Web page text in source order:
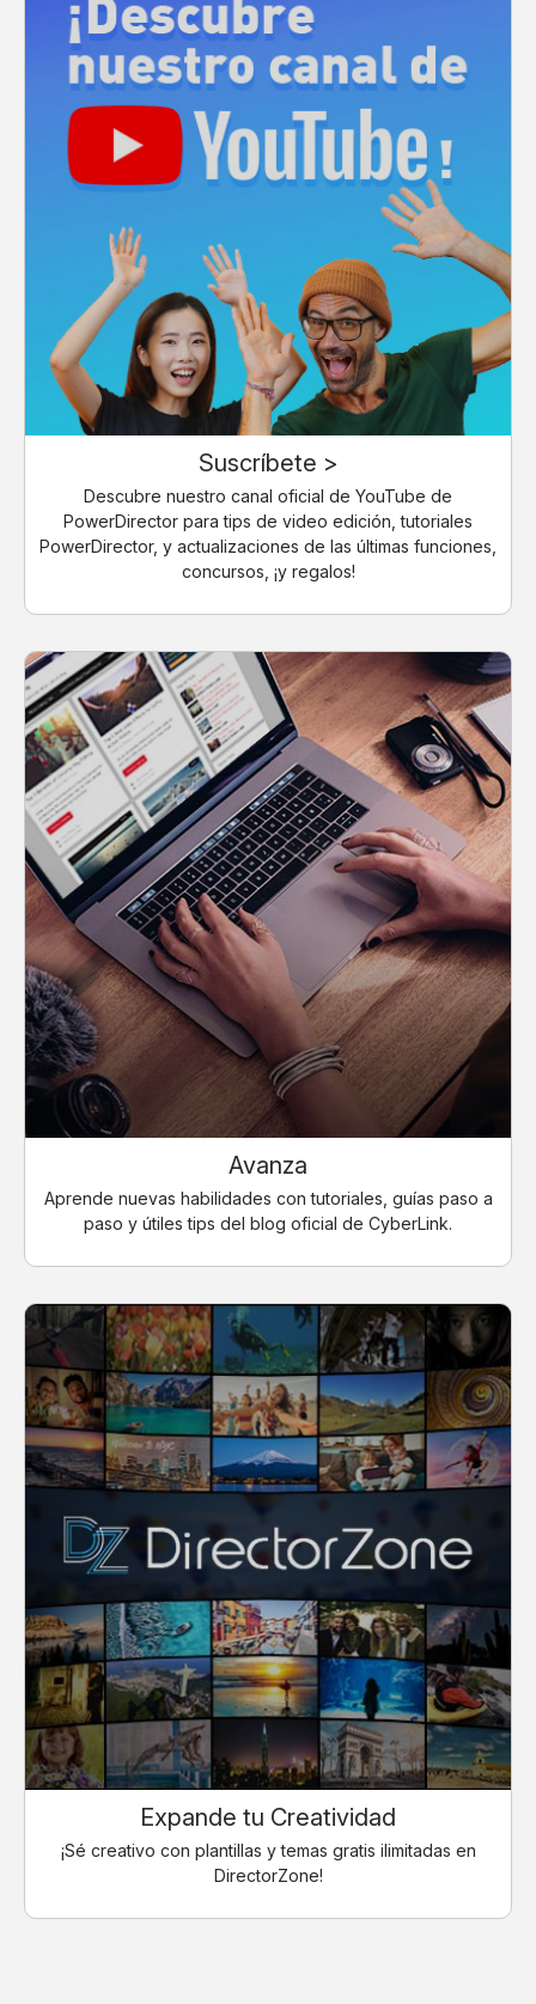
Suscríbete >
Descubre nuestro canal oficial de YouTube de
PowerDirector para tips de video edición, tutoriales
PowerDirector, y actualizaciones de las últimas funciones,
concursos, ¡y regalos!
Avanza
Aprende nuevas habilidades con tutoriales, guías paso a
paso y útiles tips del blog oficial de CyberLink.
Expande tu Creatividad
¡Sé creativo con plantillas y temas gratis ilimitadas en
DirectorZone!